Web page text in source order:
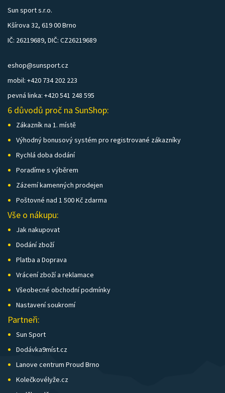
Sun sport s.r.o.
Kšírova 32, 619 00 Brno
IČ: 26219689, DIČ: CZ26219689
eshop@sunsport.cz
mobil: +420 734 202 223
pevná linka: +420 541 248 595
6 důvodů proč na SunShop:
Zákazník na 1. místě
Výhodný bonusový systém pro registrované zákazníky
Rychlá doba dodání
Poradíme s výběrem
Zázemí kamenných prodejen
Poštovné nad 1 500 Kč zdarma
Vše o nákupu:
Jak nakupovat
Dodání zboží
Platba a Doprava
Vrácení zboží a reklamace
Všeobecné obchodní podmínky
Nastavení soukromí
Partneři:
Sun Sport
Dodávka9míst.cz
Lanove centrum Proud Brno
Kolečkovélyže.cz